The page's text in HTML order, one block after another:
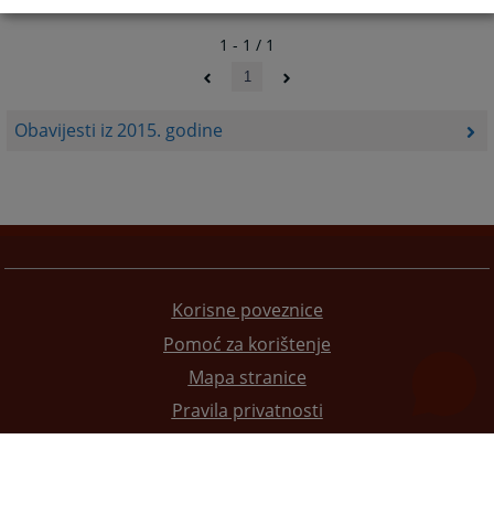
Obavijesti iz 2015. godine
1 - 1 / 1
1
Korisne poveznice
Pomoć za korištenje
Mapa stranice
Pravila privatnosti